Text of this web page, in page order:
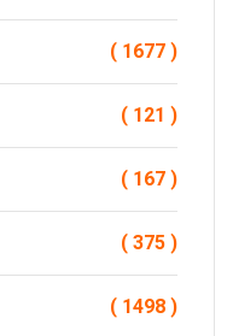
( 1677 )
( 121 )
( 167 )
( 375 )
( 1498 )